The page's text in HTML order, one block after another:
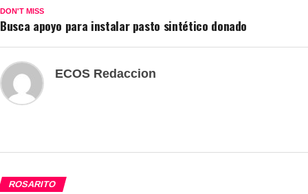
DON'T MISS
Busca apoyo para instalar pasto sintético donado
ECOS Redaccion
ROSARITO